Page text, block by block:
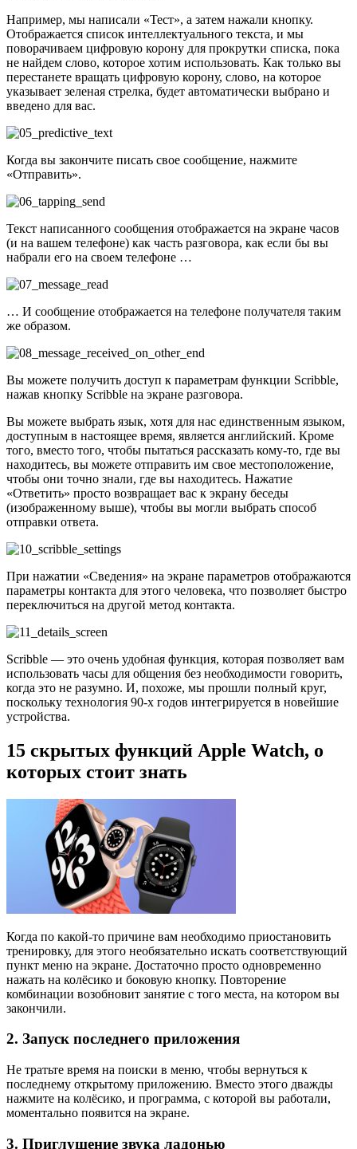
Например, мы написали «Тест», а затем нажали кнопку.
Отображается список интеллектуального текста, и мы
поворачиваем цифровую корону для прокрутки списка, пока
не найдем слово, которое хотим использовать. Как только вы
перестанете вращать цифровую корону, слово, на которое
указывает зеленая стрелка, будет автоматически выбрано и
введено для вас.
Когда вы закончите писать свое сообщение, нажмите
«Отправить».
Текст написанного сообщения отображается на экране часов
(и на вашем телефоне) как часть разговора, как если бы вы
набрали его на своем телефоне …
… И сообщение отображается на телефоне получателя таким
же образом.
Вы можете получить доступ к параметрам функции Scribble,
нажав кнопку Scribble на экране разговора.
Вы можете выбрать язык, хотя для нас единственным языком,
доступным в настоящее время, является английский. Кроме
того, вместо того, чтобы пытаться рассказать кому-то, где вы
находитесь, вы можете отправить им свое местоположение,
чтобы они точно знали, где вы находитесь. Нажатие
«Ответить» просто возвращает вас к экрану беседы
(изображенному выше), чтобы вы могли выбрать способ
отправки ответа.
При нажатии «Сведения» на экране параметров отображаются
параметры контакта для этого человека, что позволяет быстро
переключиться на другой метод контакта.
Scribble — это очень удобная функция, которая позволяет вам
использовать часы для общения без необходимости говорить,
когда это не разумно. И, похоже, мы прошли полный круг,
поскольку технология 90-х годов интегрируется в новейшие
устройства.
15 скрытых функций Apple Watch, о
которых стоит знать
Когда по какой‑то причине вам необходимо приостановить
тренировку, для этого необязательно искать соответствующий
пункт меню на экране. Достаточно просто одновременно
нажать на колёсико и боковую кнопку. Повторение
комбинации возобновит занятие с того места, на котором вы
закончили.
2. Запуск последнего приложения
Не тратьте время на поиски в меню, чтобы вернуться к
последнему открытому приложению. Вместо этого дважды
нажмите на колёсико, и программа, с которой вы работали,
моментально появится на экране.
3. Приглушение звука ладонью